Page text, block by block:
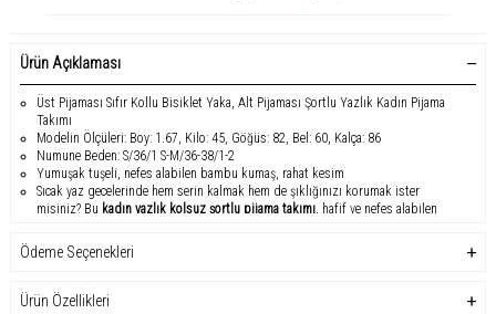
Ürün Açıklaması
Üst Pijaması Sıfır Kollu Bisiklet Yaka, Alt Pijaması Şortlu Yazlık Kadın Pijama
Takımı
Modelin Ölçüleri: Boy: 1.67, Kilo: 45, Göğüs: 82, Bel: 60, Kalça: 86
Numune Beden: S/36/1 S-M/36-38/1-2
Yumuşak tuşeli, nefes alabilen bambu kumaş, rahat kesim
Sıcak yaz gecelerinde hem serin kalmak hem de şıklığınızı korumak ister
misiniz? Bu kadın yazlık kolsuz şortlu pijama takımı, hafif ve nefes alabilen
bir görünüm sunarken, alt kısmı şortlu yapısıyla hareket özgürlüğü sağlar.
Kumaş Türü:
Ödeme Seçenekleri
Ürün Özellikleri